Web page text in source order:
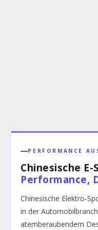
PERFORMANCE
Chinesische
Performance,
Chinesische Elektro-
in der
atemberaubendem